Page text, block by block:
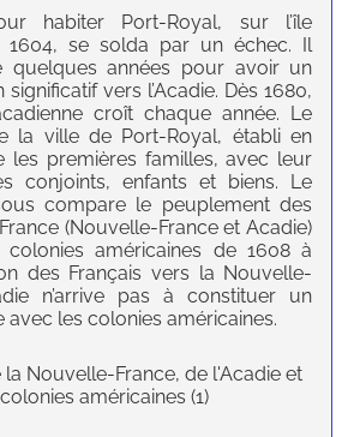
habiter Port-Royal, sur l’île
1604, se solda par un échec. Il
quelques années pour avoir un
significatif vers l’Acadie. Dès 1680,
croît chaque année. Le
la ville de Port-Royal, établi en
les premières familles, avec leur
conjoints, enfants et biens. Le
compare le peuplement des
(Nouvelle-France et Acadie)
américaines de 1608 à
des Français vers la Nouvelle-
n’arrive pas à constituer un
les colonies américaines.
la Nouvelle-France, de l'Acadie et
américaines (1)